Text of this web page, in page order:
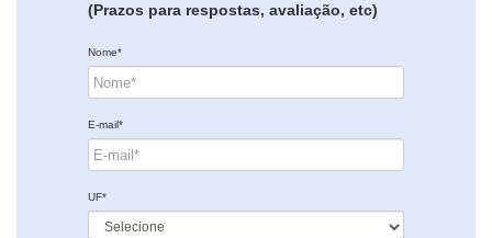
(Prazos para respostas, avaliação, etc)
Nome*
E-mail*
UF*